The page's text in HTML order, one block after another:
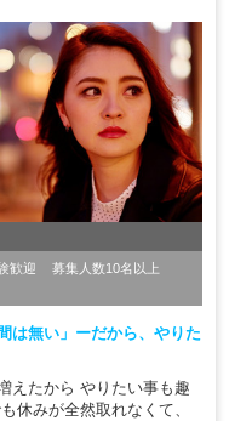
歓迎
募集人数10名以上
は無い」ーだから、やりた
えたから やりたい事も趣
休みが全然取れなくて、